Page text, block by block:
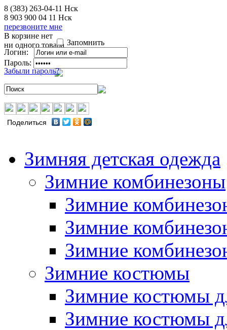
8 (383) 263-04-11 Нск
8 903 900 04 11 Нск
перезвоните мне
В корзине нет
ни одного товара Запомнить
Логин:
Пароль:
Забыли пароль?
Поделиться
Зимняя детская одежда
Зимние комбинезоны
Зимние
Зимние
Зимние
Зимние костюмы
Зимние костюмы
Зимние костюмы